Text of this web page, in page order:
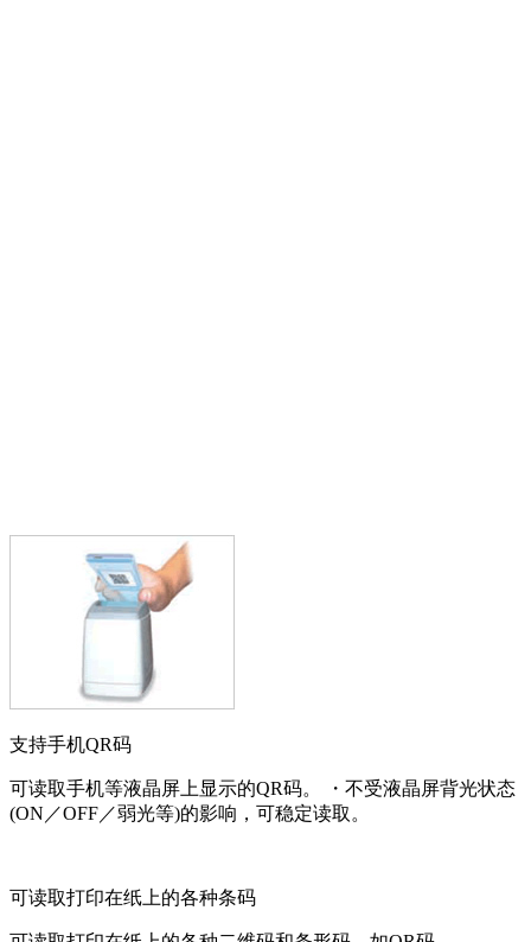
支持手机QR码
可读取手机等液晶屏上显示的QR码。 ・不受液晶屏背光状态
(ON／OFF／弱光等)的影响，可稳定读取。
可读取打印在纸上的各种条码